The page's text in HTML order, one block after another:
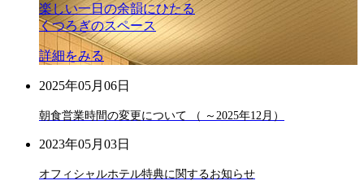
楽しい一日の余韻にひたる
くつろぎのスペース
詳細をみる
2025年05月06日
朝食営業時間の変更について （ ～2025年12月）
2023年05月03日
オフィシャルホテル特典に関するお知らせ